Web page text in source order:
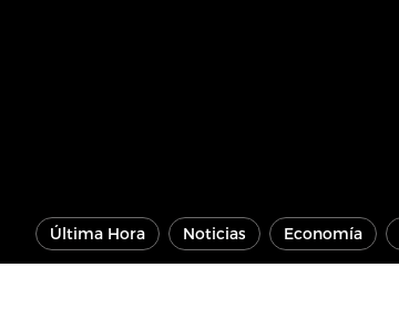
Última Hora Noticias Economía